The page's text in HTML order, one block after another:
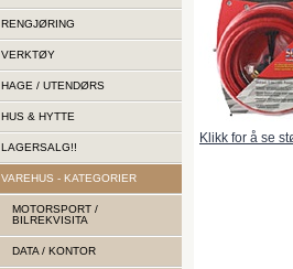
RENGJØRING
VERKTØY
HAGE / UTENDØRS
HUS & HYTTE
LAGERSALG!!
VAREHUS - KATEGORIER
MOTORSPORT /
BILREKVISITA
DATA / KONTOR
Klikk for å se